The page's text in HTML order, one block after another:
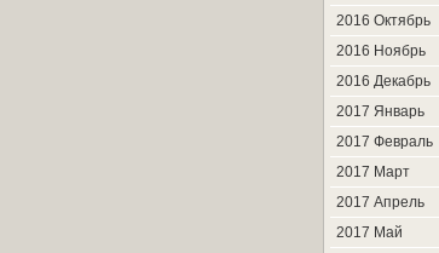
2016 Октябрь
2016 Ноябрь
2016 Декабрь
2017 Январь
2017 Февраль
2017 Март
2017 Апрель
2017 Май